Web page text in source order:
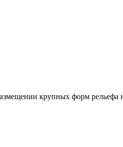
крупных форм рельефа